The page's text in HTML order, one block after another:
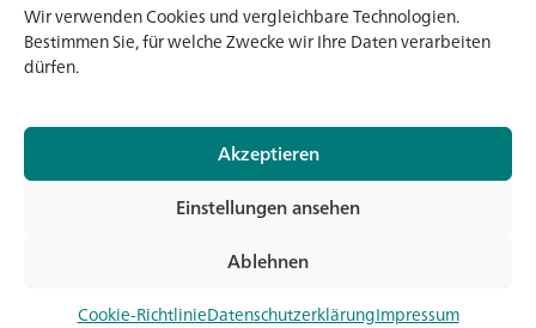
Wir verwenden Cookies und vergleichbare Technologien.
Bestimmen Sie, für welche Zwecke wir Ihre Daten verarbeiten
dürfen.
Akzeptieren
Ablehnen
Einstellungen ansehen
Cookie-RichtlinieDatenschutzerklärungImpressum
Newsletter
Newsletter
© 2026 Banholzer AG
Impressum
Datenschutz
Medien & Downloads